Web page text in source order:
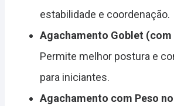
estabilidade e coordenação.
Agachamento Goblet
Permite melhor postura e
para iniciantes.
Agachamento com Peso